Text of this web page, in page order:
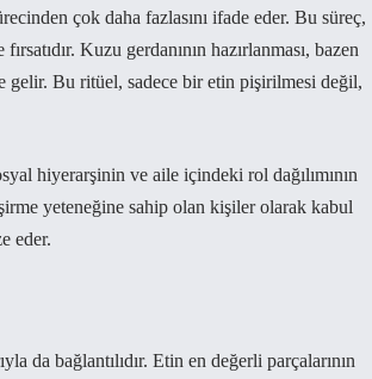
çok daha fazlasını ifade eder. Bu süreç,
Kuzu gerdanının hazırlanması, bazen
Bu ritüel, sadece bir etin pişirilmesi değil,
hiyerarşinin ve aile içindeki rol dağılımının
yeteneğine sahip olan kişiler olarak kabul
eder.
da bağlantılıdır. Etin en değerli parçalarının